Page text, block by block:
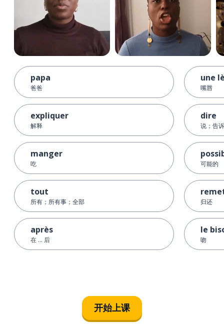
papa
爸爸
expliquer
解释
manger
吃
tout
所有；所有事；全部
après
在 ... 后
une
嘴唇
dire
说；告诉
可能的
归还
le
吻
开始上课